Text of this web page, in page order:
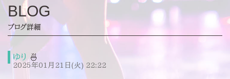
BLOG
ブログ詳細
ゆり 🍜
2025年01月21日(火) 22:22